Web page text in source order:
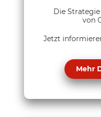
Die
von
Jetzt
Mehr